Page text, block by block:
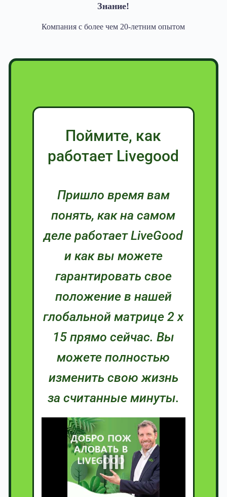
Знание!
Компания с более чем 20-летним опытом
Поймите, как
работает Livegood
Пришло время вам
понять, как на самом
деле работает LiveGood
и как вы можете
гарантировать свое
положение в нашей
глобальной матрице 2 x
15 прямо сейчас. Вы
можете полностью
изменить свою жизнь
за считанные минуты.